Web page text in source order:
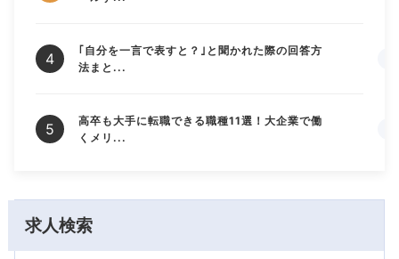
求人検索
｢自分を一言で表すと？｣と聞かれた際の回答方
法まと...
高卒も大手に転職できる職種11選！大企業で働
くメリ...